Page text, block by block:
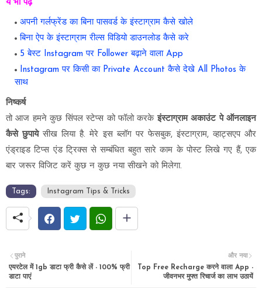
ये भी पढ़ें
अपनी गर्लफ्रेंड का बिना पासवर्ड के इंस्टाग्राम कैसे खोले
बिना ऐप के इंस्टाग्राम रील्स विडियो डाउनलोड कैसे करे
5 बेस्ट Instagram पर Follower बढ़ाने वाला App
Instagram पर किसी का Private Account कैसे देखे All Photos के
साथ
निष्कर्ष
तो आज हमने कुछ सिंपल स्टेप्स को फॉलो करकेइंस्टाग्राम अकाउंट पे ऑनलाइन
कैसे छुपायेसीख लिया है. मेरे इस ब्लॉग पर फेसबुक, इंस्टाग्राम, व्हाट्सएप और
एंड्राइड टिप्स एंड ट्रिक्स से सम्बंधित बहुत सारे काम के पोस्ट लिखे गए हैं, एक
बार जरूर विजिट करें कुछ न कुछ नया सीखने को मिलेगा.
Tags: Instagram Tips & Tricks
और नया
Top Free Recharge करने वाला App -
जीवनभर मुफ्त रिचार्ज का लाभ उठायें
पुराने
एयरटेल में 1gb डाटा फ्री कैसे लें - 100% फ्री
डाटा पाएं